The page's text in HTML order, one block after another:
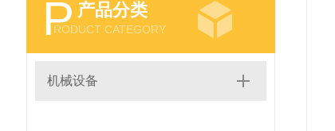
P 产品分类
RODUCT CATEGORY
机械设备